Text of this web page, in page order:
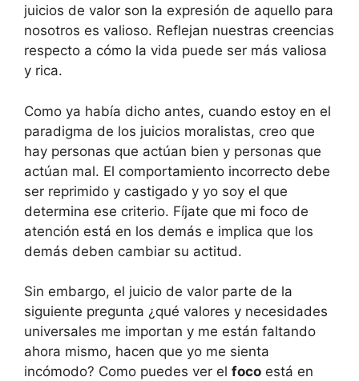
juicios de valor son la expresión de aquello para
nosotros es valioso. Reflejan nuestras creencias
respecto a cómo la vida puede ser más valiosa
y rica.
Como ya había dicho antes, cuando estoy en el
paradigma de los juicios moralistas, creo que
hay personas que actúan bien y personas que
actúan mal. El comportamiento incorrecto debe
ser reprimido y castigado y yo soy el que
determina ese criterio. Fíjate que mi foco de
atención está en los demás e implica que los
demás deben cambiar su actitud.
Sin embargo, el juicio de valor parte de la
siguiente pregunta ¿qué valores y necesidades
universales me importan y me están faltando
ahora mismo, hacen que yo me sienta
incómodo? Como puedes ver el foco está en